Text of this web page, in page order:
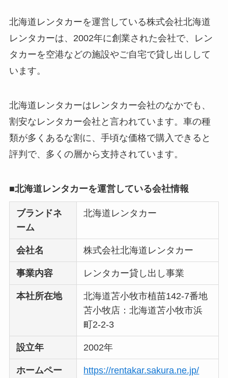
北海道レンタカーを運営している株式会社北海道
レンタカーは、2002年に創業された会社で、レン
タカーを空港などの施設やご自宅で貸し出しして
います。
北海道レンタカーはレンタカー会社のなかでも、
割安なレンタカー会社と言われています。車の種
類が多くあるな割に、手頃な価格で購入できると
評判で、多くの層から支持されています。
■北海道レンタカーを運営している会社情報
ブランドネ
ーム
北海道レンタカー
会社名 株式会社北海道レンタカー
事業内容 レンタカー貸し出し事業
本社所在地
北海道苫小牧市植苗142-7番地
苫小牧店：北海道苫小牧市浜
町2-2-3
設立年 2002年
ホームペー https://rentakar.sakura.ne.jp/